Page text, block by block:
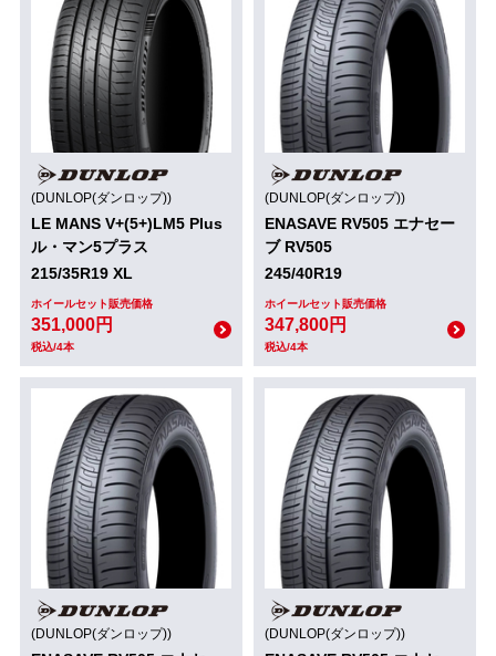
(DUNLOP(ダンロップ))
LE MANS V+(5+)LM5 Plus
ル・マン5プラス
215/35R19 XL
ホイールセット販売価格
351,000円
税込/4本
(DUNLOP(ダンロップ))
ENASAVE RV505 エナセー
ブ RV505
245/40R19
ホイールセット販売価格
347,800円
税込/4本
(DUNLOP(ダンロップ)) (DUNLOP(ダンロップ))